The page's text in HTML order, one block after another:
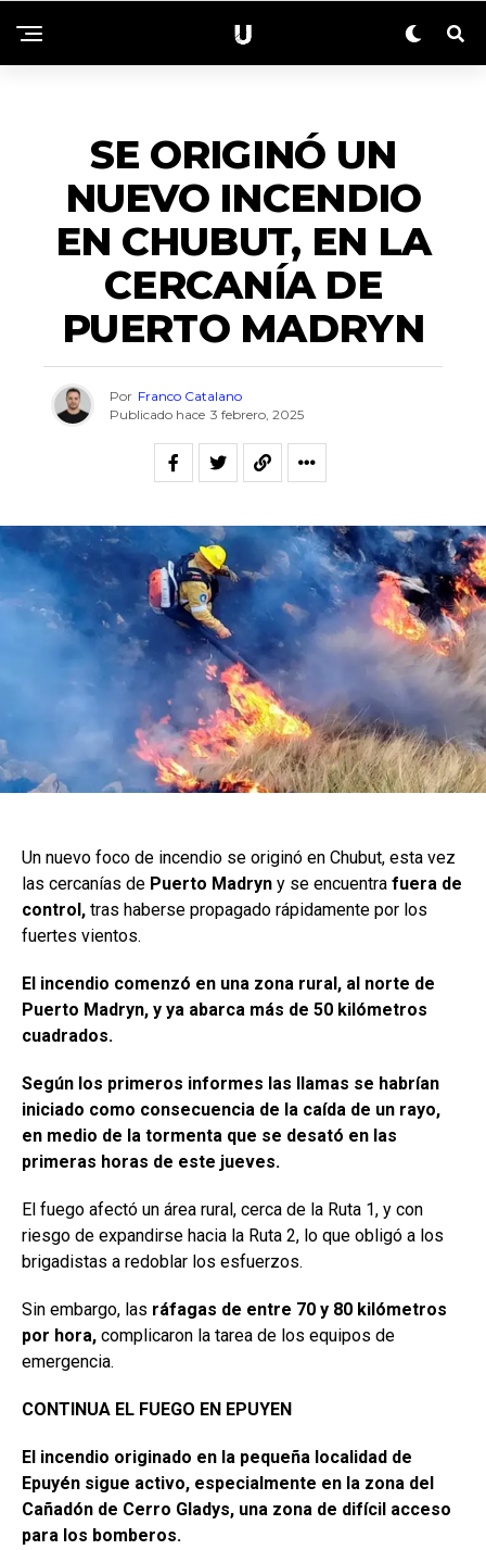
SE ORIGINÓ UN
NUEVO INCENDIO
EN CHUBUT, EN LA
CERCANÍA DE
PUERTO MADRYN
Por Franco Catalano
Publicado hace 3 febrero, 2025
Un nuevo foco de incendio se originó en Chubut, esta vez
las cercanías de Puerto Madryn y se encuentra fuera de
control, tras haberse propagado rápidamente por los
fuertes vientos.
El incendio comenzó en una zona rural, al norte de
Puerto Madryn, y ya abarca más de 50 kilómetros
cuadrados.
Según los primeros informes las llamas se habrían
iniciado como consecuencia de la caída de un rayo,
en medio de la tormenta que se desató en las
primeras horas de este jueves.
El fuego afectó un área rural, cerca de la Ruta 1, y con
riesgo de expandirse hacia la Ruta 2, lo que obligó a los
brigadistas a redoblar los esfuerzos.
Sin embargo, las ráfagas de entre 70 y 80 kilómetros
por hora, complicaron la tarea de los equipos de
emergencia.
CONTINUA EL FUEGO EN EPUYEN
El incendio originado en la pequeña localidad de
Epuyén sigue activo, especialmente en la zona del
Cañadón de Cerro Gladys, una zona de difícil acceso
para los bomberos.